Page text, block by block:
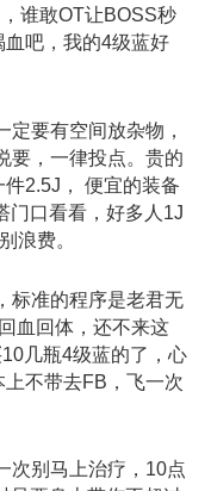
谁敢OT让BOSS秒
吧，我的4级蓝好
要有空间放杂物，
要，一律投点。贵的
2.5J， 便宜的装备
门口看看，好多人1J
浪费。
准的程序是老君无
血回体，还不来这
几瓶4级蓝的了，心
不带去FB，飞一次
别马上治疗，10点